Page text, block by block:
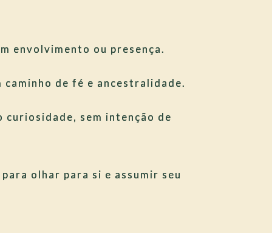
envolvimento ou presença.
caminho de fé e ancestralidade.
curiosidade, sem intenção de
olhar para si e assumir seu